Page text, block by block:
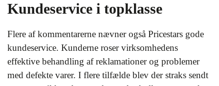
Kundeservice i topklasse
Flere af kommentarerne nævner også Pricestars gode
kundeservice. Kunderne roser virksomhedens
effektive behandling af reklamationer og problemer
med defekte varer. I flere tilfælde blev der straks sendt